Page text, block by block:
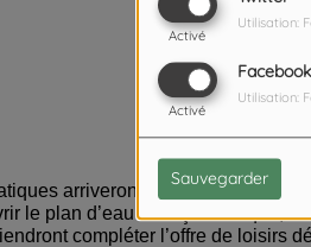
Activé
Utilisation:
Facebook
Activé
Utilisation:
Sauvegarder
arriveront prochainement sur
le plan d’eau de façon ludique,
compléter l’offre de loisirs